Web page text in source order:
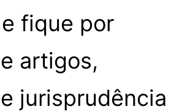
fique por
artigos,
jurisprudência